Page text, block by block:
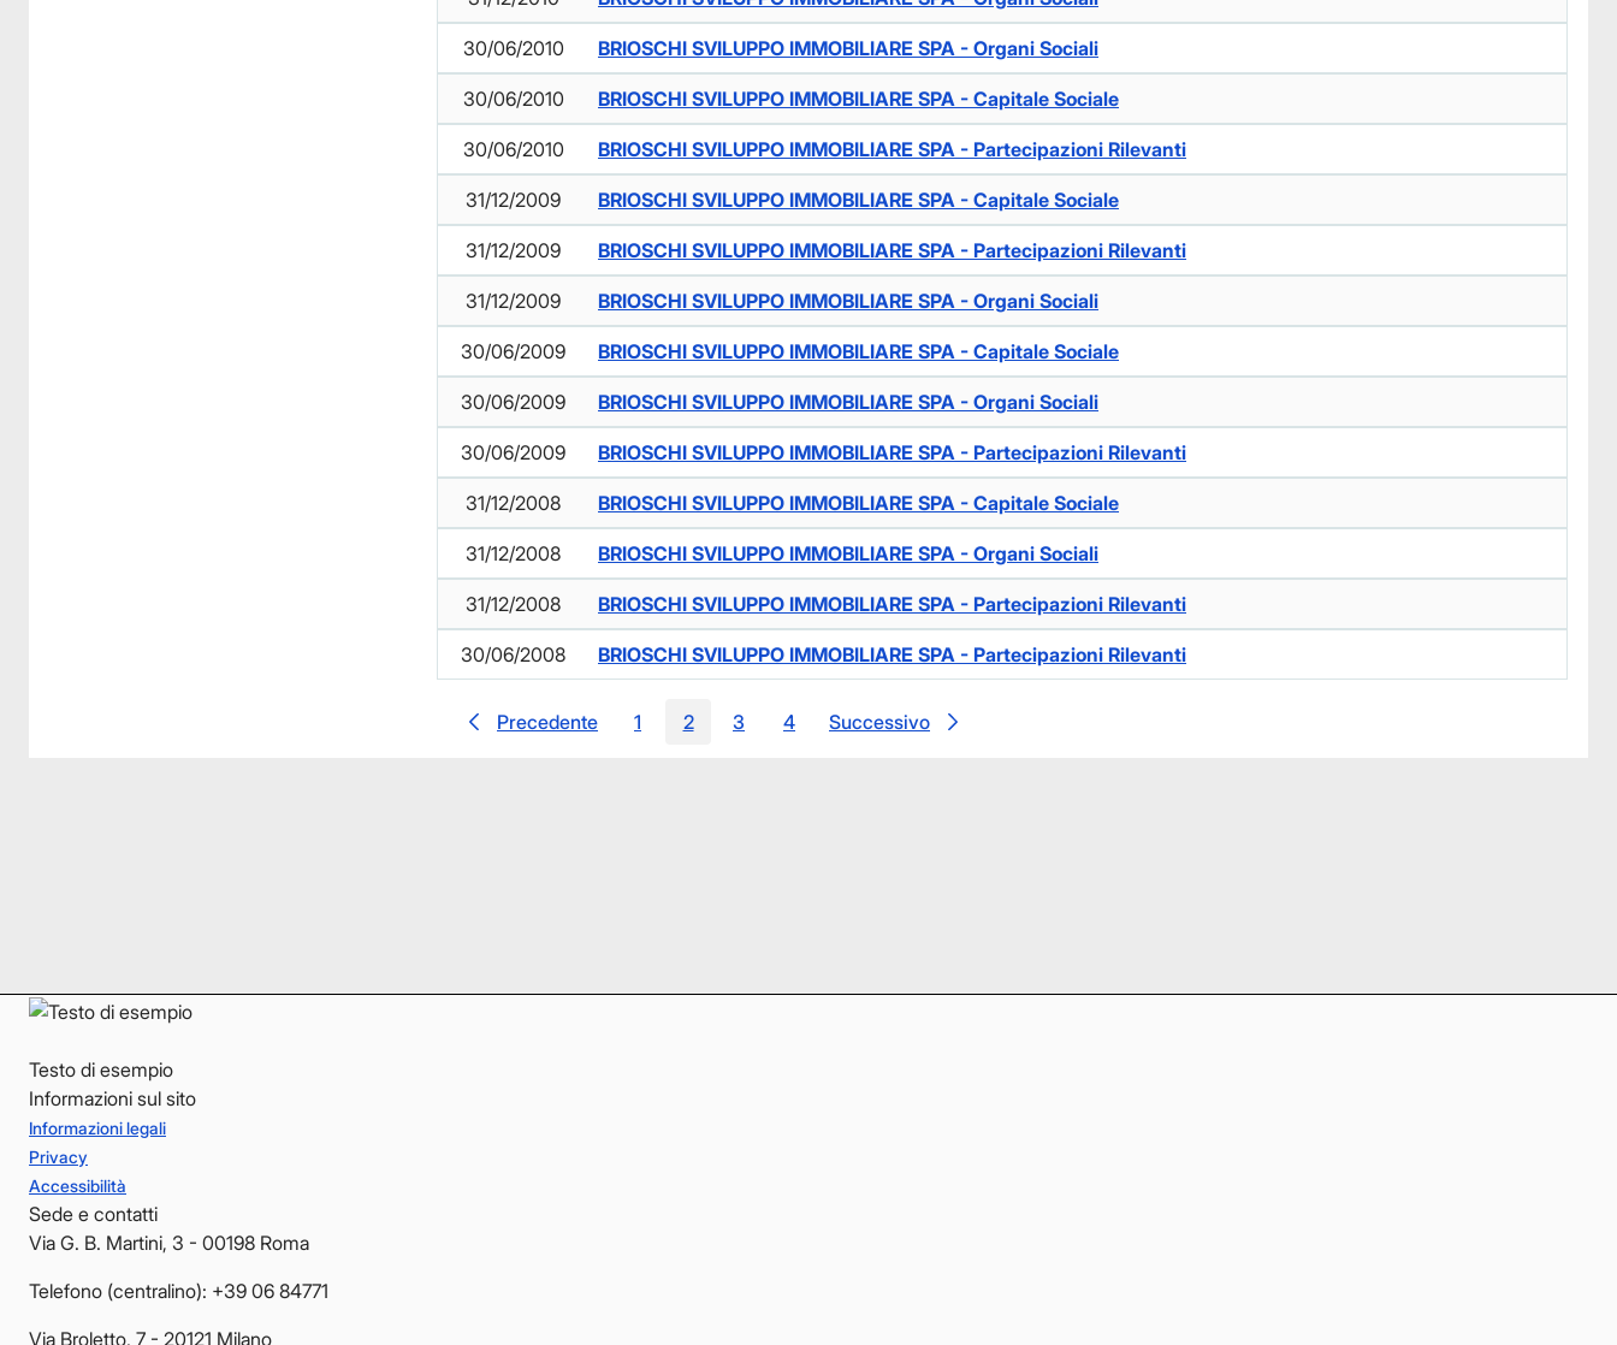
30/06/2010 BRIOSCHI SVILUPPO IMMOBILIARE SPA - Organi Sociali
30/06/2010 BRIOSCHI SVILUPPO IMMOBILIARE SPA - Capitale Sociale
30/06/2010 BRIOSCHI SVILUPPO IMMOBILIARE SPA - Partecipazioni Rilevanti
31/12/2009 BRIOSCHI SVILUPPO IMMOBILIARE SPA - Capitale Sociale
31/12/2009 BRIOSCHI SVILUPPO IMMOBILIARE SPA - Partecipazioni Rilevanti
31/12/2009 BRIOSCHI SVILUPPO IMMOBILIARE SPA - Organi Sociali
30/06/2009 BRIOSCHI SVILUPPO IMMOBILIARE SPA - Capitale Sociale
30/06/2009 BRIOSCHI SVILUPPO IMMOBILIARE SPA - Organi Sociali
30/06/2009 BRIOSCHI SVILUPPO IMMOBILIARE SPA - Partecipazioni Rilevanti
31/12/2008 BRIOSCHI SVILUPPO IMMOBILIARE SPA - Capitale Sociale
31/12/2008 BRIOSCHI SVILUPPO IMMOBILIARE SPA - Organi Sociali
31/12/2008 BRIOSCHI SVILUPPO IMMOBILIARE SPA - Partecipazioni Rilevanti
30/06/2008 BRIOSCHI SVILUPPO IMMOBILIARE SPA - Partecipazioni Rilevanti
Precedente
Pagina
1
Pagina
2
Pagina
3
Pagina
4 Successivo
Testo di esempio
Informazioni sul sito
Informazioni legali
Privacy
Accessibilità
Sede e contatti
Via G. B. Martini, 3 - 00198 Roma
Telefono (centralino): +39 06 84771
Via Broletto, 7 - 20121 Milano